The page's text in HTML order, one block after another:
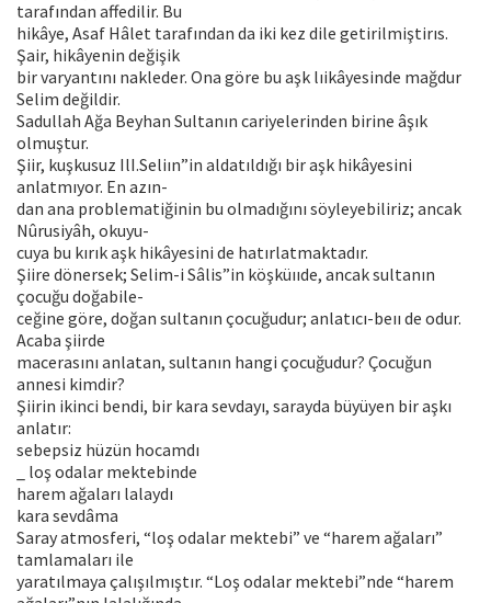
tarafından affedilir. Bu
hikâye, Asaf Hâlet tarafından da iki kez dile getirilmiştirıs.
Şair, hikâyenin değişik
bir varyantını nakleder. Ona göre bu aşk lıikâyesinde mağdur
Selim değildir.
Sadullah Ağa Beyhan Sultanın cariyelerinden birine âşık
olmuştur.
Şiir, kuşkusuz IlI.Seliın”in aldatıldığı bir aşk hikâyesini
anlatmıyor. En azın-
dan ana problematiğinin bu olmadığını söyleyebiliriz; ancak
Nûrusiyâh, okuyu-
cuya bu kırık aşk hikâyesini de hatırlatmaktadır.
Şiire dönersek; Selim-i Sâlis”in köşküııde, ancak sultanın
çocuğu doğabile-
ceğine göre, doğan sultanın çocuğudur; anlatıcı-beıı de odur.
Acaba şiirde
macerasını anlatan, sultanın hangi çocuğudur? Çocuğun
annesi kimdir?
Şiirin ikinci bendi, bir kara sevdayı, sarayda büyüyen bir aşkı
anlatır:
sebepsiz hüzün hocamdı
_ loş odalar mektebinde
harem ağaları lalaydı
kara sevdâma
Saray atmosferi, “loş odalar mektebi” ve “harem ağaları”
tamlamaları ile
yaratılmaya çalışılmıştır. “Loş odalar mektebi”nde “harem